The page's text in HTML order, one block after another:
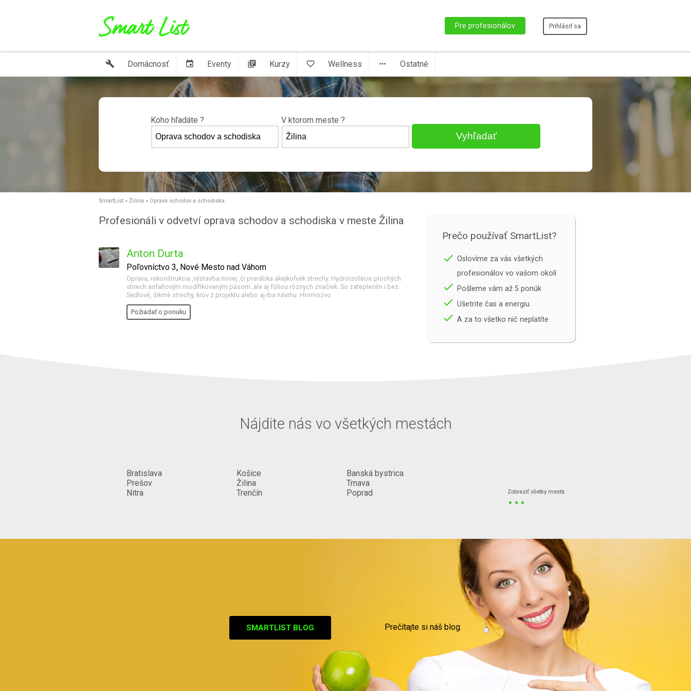
Pre profesionálov Prihlásiť sa
build Domácnosť event Eventy library_books Kurzy favorite_border Wellness more_horiz Ostatné
Koho hľadáte ? V ktorom meste ?
SmartList » Žilina » Oprava schodov a schodiska
Profesionáli v odvetví oprava schodov a schodiska v meste Žilina
Anton Durta
Poľovníctvo 3, Nové Mesto nad Váhom
Oprava, rekonštrukcia ,výstavba novej ,či prerábka akejkoľvek strechy. Hydroizolácie plochých
striech asfaltovým modifikovaným pásom ,ale aj fóliou rôznych značiek. So zateplením i bez.
Sedlové, šikmé strechy, krov z projektu alebo aj iba návrhu. Hromozvo
Požiadať o ponuku
Prečo používať SmartList?
done Oslovíme za vás všetkých
profesionálov vo vašom okolí
done Pošleme vám až 5 ponúk
done Ušetrite čas a energiu
done A za to všetko nič neplatíte
Nájdite nás vo všetkých mestách
Bratislava
Prešov
Nitra
Košice
Žilina
Trenčín
Banská bystrica
Trnava
Poprad
Zobraziť všetky mestá
...
SMARTLIST BLOG Prečítajte si náš blog.